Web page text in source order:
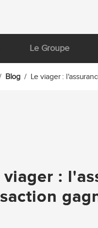
Le Groupe
Blog Le viager :
viager :